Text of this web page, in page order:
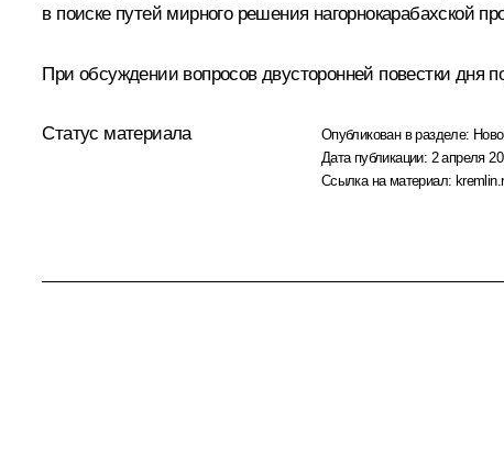
в поиске путей мирного решения нагорнокарабахской
При обсуждении вопросов двусторонней повестки дня
Статус материала Опубликован в разделе:
Дата публикации: 2 апреля
Ссылка на материал: